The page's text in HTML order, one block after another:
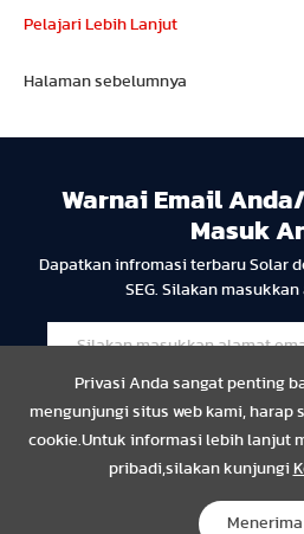
Privasi Anda sangat penting
mengunjungi situs web kami, harap
cookie.Untuk informasi lebih lanjut
pribadi,silakan kunjungi
Menerima
Pelajari Lebih Lanjut
Halaman sebelumnya
Warnai Email
Masuk
Dapatkan infromasi terbaru Solar
SEG. Silakan
Copyright © 2024 SEG Solar
undang.
Privasi Resmi